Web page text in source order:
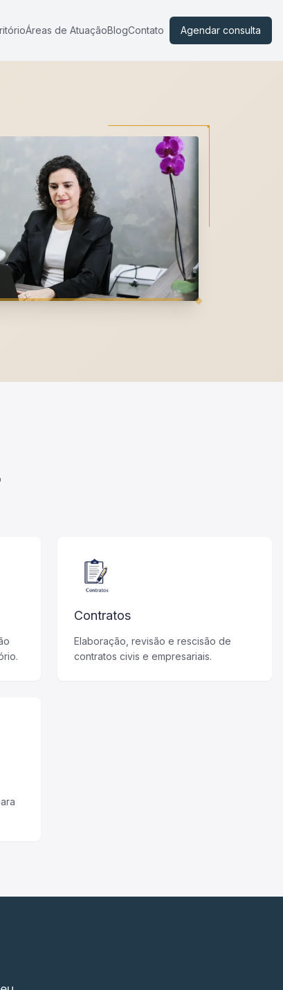
Áreas de AtuaçãoBlogContato Agendar consulta
Contratos
Elaboração, revisão e rescisão de
contratos civis e empresariais.